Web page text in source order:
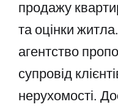
продажу
та оцінки
агентство
супровід
нерухомості.